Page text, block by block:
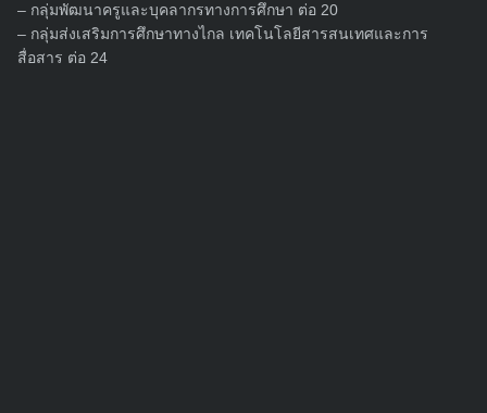
– กลุ่มพัฒนาครูและบุคลากรทางการศึกษา ต่อ 20
– กลุ่มส่งเสริมการศึกษาทางไกล เทคโนโลยีสารสนเทศและการ
สื่อสาร ต่อ 24